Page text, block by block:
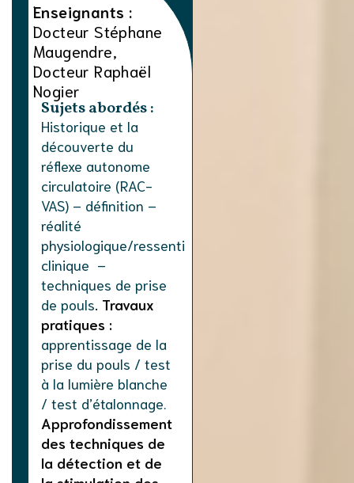
Enseignants :
Docteur Stéphane
Maugendre,
Docteur Raphaël
Nogier
Sujets abordés :
Historique et la
découverte du
réflexe autonome
circulatoire (RAC-
VAS) – définition –
réalité
physiologique/ressenti
clinique –
techniques de prise
de pouls. Travaux
pratiques :
apprentissage de la
prise du pouls / test
à la lumière blanche
/ test d’étalonnage.
Approfondissement
des techniques de
la détection et de